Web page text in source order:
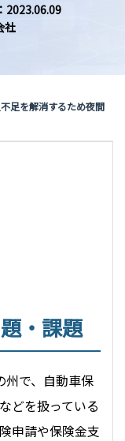
2023.06.09
社
足を解消するため夜間
・課題
州で、自動車保
どを扱っている
申請や保険金支